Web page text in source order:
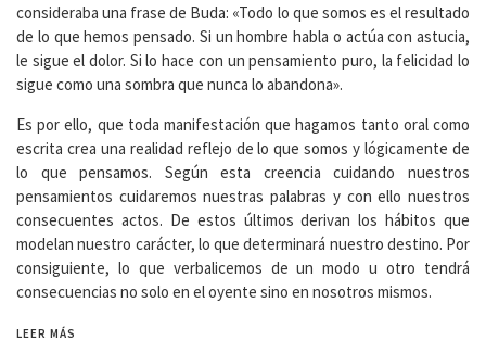
consideraba una frase de Buda: «Todo lo que somos es el resultado
de lo que hemos pensado. Si un hombre habla o actúa con astucia,
le sigue el dolor. Si lo hace con un pensamiento puro, la felicidad lo
sigue como una sombra que nunca lo abandona».
Es por ello, que toda manifestación que hagamos tanto oral como
escrita crea una realidad reflejo de lo que somos y lógicamente de
lo que pensamos. Según esta creencia cuidando nuestros
pensamientos cuidaremos nuestras palabras y con ello nuestros
consecuentes actos. De estos últimos derivan los hábitos que
modelan nuestro carácter, lo que determinará nuestro destino. Por
consiguiente, lo que verbalicemos de un modo u otro tendrá
consecuencias no solo en el oyente sino en nosotros mismos.
LEER MÁS